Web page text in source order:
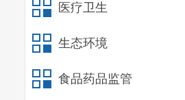
医疗卫生
生态环境
食品药品监管